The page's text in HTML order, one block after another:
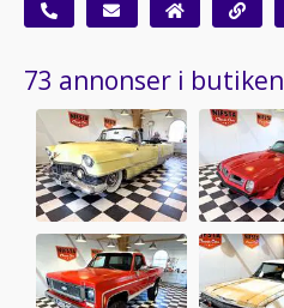
73 annonser i butiken